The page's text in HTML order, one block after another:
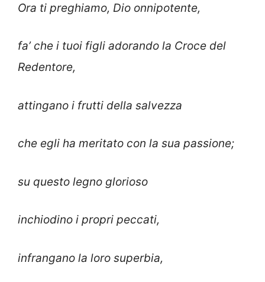
Ora ti preghiamo, Dio onnipotente,
fa’ che i tuoi figli adorando la Croce del
Redentore,
attingano i frutti della salvezza
che egli ha meritato con la sua passione;
su questo legno glorioso
inchiodino i propri peccati,
infrangano la loro superbia,